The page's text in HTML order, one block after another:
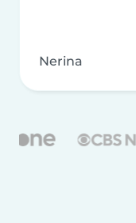
Nerina